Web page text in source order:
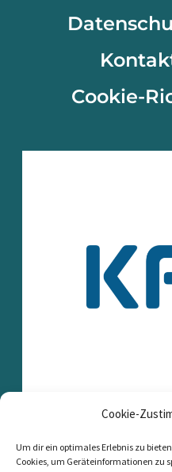
Cookie-
Um dir ein optimales Erlebnis zu
Cookies, um Geräteinformationen zu
Cookie-